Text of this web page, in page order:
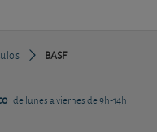
BASF
de lunes a viernes de 9h-14h